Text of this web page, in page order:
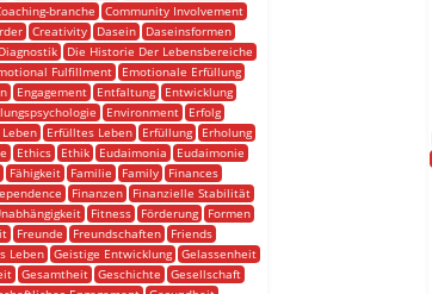
branche
Community Involvement
Creativity Dasein
Daseinsformen
Diagnostik
Die Historie Der Lebensbereiche
Fulfillment
Emotionale Erfüllung
Engagement Entfaltung
Entwicklung
Environment
Erfolg
Erfülltes Leben Erfüllung
Erholung
Ethics Ethik Eudaimonia
Eudaimonie
Fähigkeit Familie Family
Finances
Finanzen
Finanzielle Stabilität
Fitness Förderung
Formen
Freunde Freundschaften
Friends
Leben
Geistige Entwicklung
Gelassenheit
Gesamtheit Geschichte
Gesellschaft